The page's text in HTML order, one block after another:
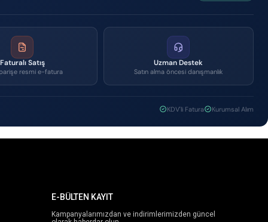
Faturalı Satış
resmi e-fatura
Uzman Destek
Satın alma öncesi danışmanlık
KDV'li Fatura Kurumsal Alım
E-BÜLTEN KAYIT
Kampanyalarımızdan ve indirimlerimizden güncel